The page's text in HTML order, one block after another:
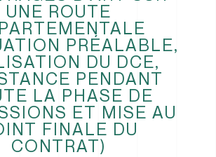
UNE ROUTE
PRÉALABLE,
DU DCE,
PENDANT
LA PHASE DE
ET MISE AU
FINALE DU
CONTRAT)